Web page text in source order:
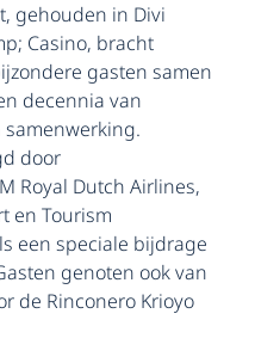
gehouden in Divi
Casino, bracht
gasten samen
decennia van
door
Royal Dutch Airlines,
en Tourism
een speciale bijdrage
genoten ook van
de Rinconero Krioyo